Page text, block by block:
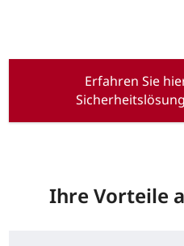
Erfahren Sie
Ihre Vorteile